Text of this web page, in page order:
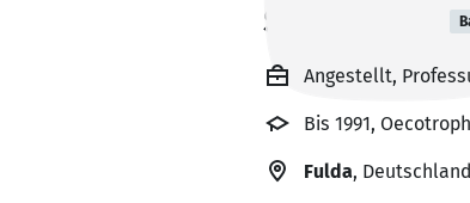
Sigrid Hahn
Angestellt,
Bis 1991,
Fulda, Deutschland